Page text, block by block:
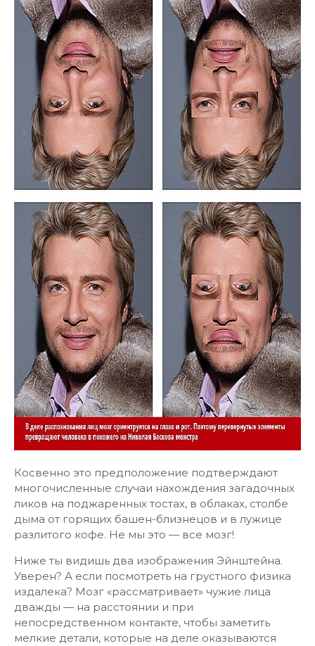
Косвенно это предположение подтверждают
многочисленные случаи нахождения загадочных
ликов на поджаренных тостах, в облаках, столбе
дыма от горящих башен-близнецов и в лужице
разлитого кофе. Не мы это — все мозг!
Ниже ты видишь два изображения Эйнштейна.
Уверен? А если посмотреть на грустного физика
издалека? Мозг «рассматривает» чужие лица
дважды — на расстоянии и при
непосредственном контакте, чтобы заметить
мелкие детали, которые на деле оказываются